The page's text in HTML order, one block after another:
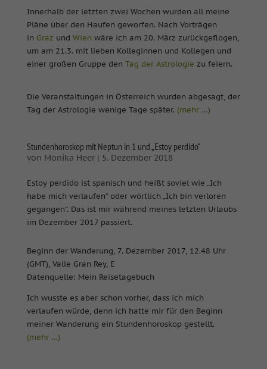
Innerhalb der letzten zwei Wochen wurden all meine
Pläne über den Haufen geworfen. Nach Vorträgen
in Graz und Wien wäre ich am 20. März zurückgeflogen,
um am 21.3. mit lieben Kolleginnen und Kollegen und
einer großen Gruppe den Tag der Astrologie zu feiern.
Die Veranstaltungen in Österreich wurden abgesagt, der
Tag der Astrologie wenige Tage später. (mehr …)
Stundenhoroskop mit Neptun in 1 und „Estoy perdido“
von Monika Heer| 5. Dezember 2018
Estoy perdido ist spanisch und heißt soviel wie „Ich
habe mich verlaufen“ oder wörtlich „Ich bin verloren
gegangen“. Das ist mir während meines letzten Urlaubs
im Dezember 2017 passiert.
Beginn der Wanderung, 7. Dezember 2017, 12.48 Uhr
(GMT), Valle Gran Rey, E
Datenquelle: Mein Reisetagebuch
Ich wusste es aber schon vorher, dass ich mich
verlaufen würde, denn ich hatte mir für den Beginn
meiner Wanderung ein Stundenhoroskop gestellt.
(mehr …)